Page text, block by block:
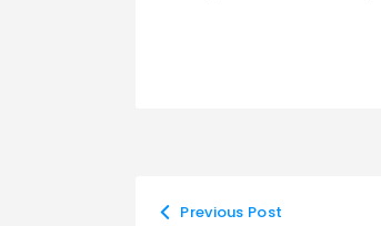
Previous Post